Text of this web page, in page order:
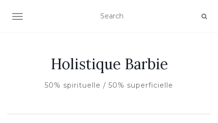
AFFICHER/MASQUER LA NAVIGATION
Holistique Barbie
50% spirituelle / 50% superficielle